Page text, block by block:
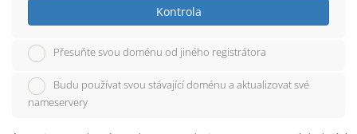
Kontrola
Přesuňte svou doménu od jiného registrátora
Budu používat svou stávající doménu a aktualizovat své
nameservery